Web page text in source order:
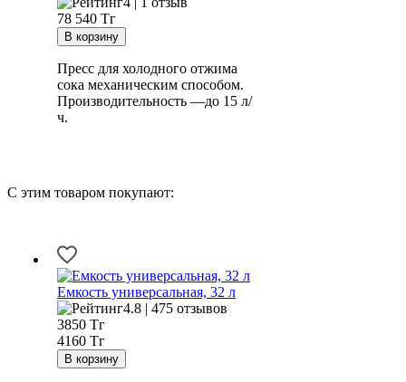
78 540 Тг
Пресс для холодного отжима
сока механическим способом.
Производительность —до 15 л/
ч.
С этим товаром покупают:
Емкость универсальная, 32 л
4.8 | 475 отзывов
3850 Тг
4160 Тг